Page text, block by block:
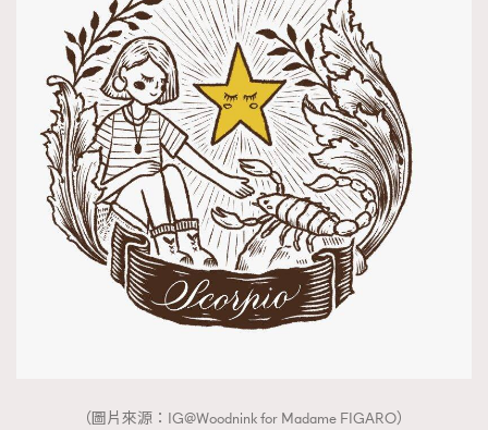
（圖片來源：IG@Woodnink for Madame FIGARO）